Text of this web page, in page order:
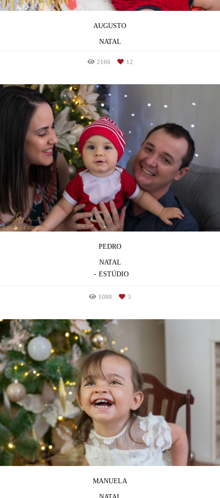
AUGUSTO
NATAL
2166 12
PEDRO
NATAL
ESTÚDIO
1088 3
MANUELA